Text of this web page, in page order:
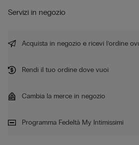
Servizi in negozio
Acquista in negozio e ricevi l’ordine
Rendi il tuo ordine dove vuoi
Cambia la merce in negozio
Programma Fedeltà My Intimissimi